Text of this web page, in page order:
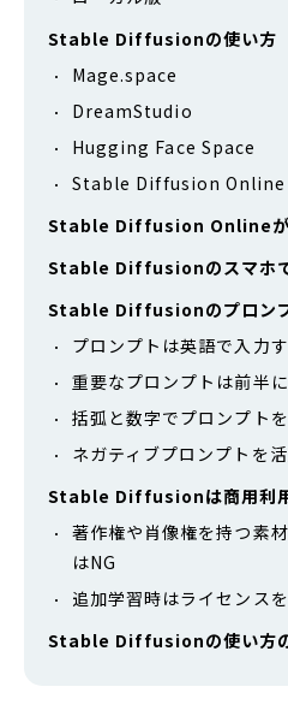
Stable Diffusionの使い方
Mage.space
DreamStudio
Hugging Face Space
Stable Diffusion Online
Stable Diffusion Onlineが
Stable Diffusionのスマホ
Stable Diffusionのプロン
プロンプトは英語で入力
重要なプロンプトは前半
括弧と数字でプロンプト
ネガティブプロンプトを
Stable Diffusionは商用利用
著作権や肖像権を持つ素
はNG
追加学習時はライセンス
Stable Diffusionの使い方